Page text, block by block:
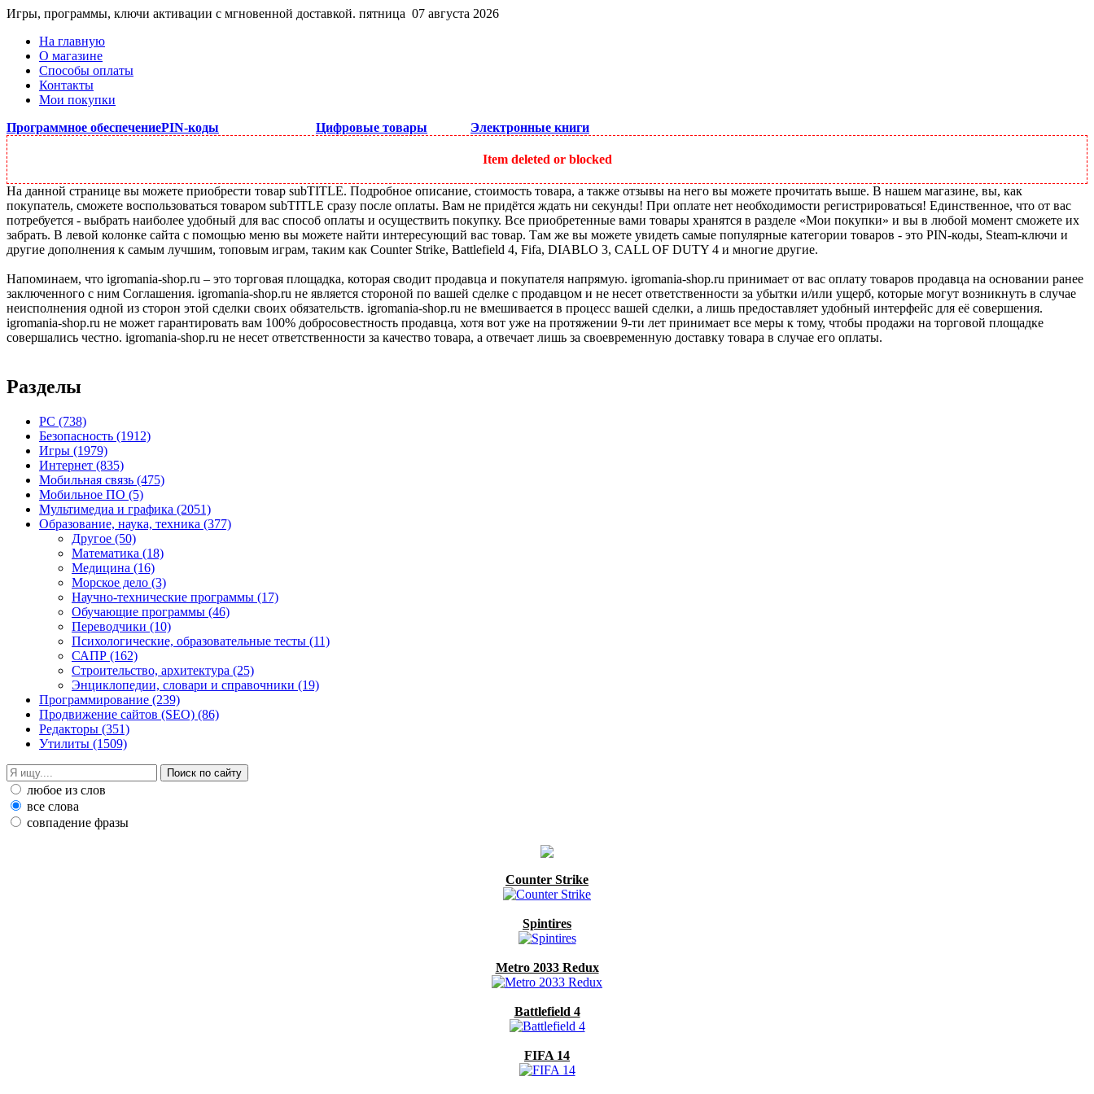
Игры, программы, ключи активации с мгновенной доставкой. пятница 07 августа 2026
На главную
О магазине
Способы оплаты
Контакты
Мои покупки
Программное обеспечениеPIN-коды Цифровые товары Электронные книги
Item deleted or blocked
На данной странице вы можете приобрести товар subTITLE. Подробное описание, стоимость товара, а также отзывы на него вы можете прочитать выше. В нашем магазине, вы, как
покупатель, сможете воспользоваться товаром subTITLE сразу после оплаты. Вам не придётся ждать ни секунды! При оплате нет необходимости регистрироваться! Единственное, что от вас
потребуется - выбрать наиболее удобный для вас способ оплаты и осуществить покупку. Все приобретенные вами товары хранятся в разделе «Мои покупки» и вы в любой момент сможете их
забрать. В левой колонке сайта с помощью меню вы можете найти интересующий вас товар. Там же вы можете увидеть самые популярные категории товаров - это PIN-коды, Steam-ключи и
другие дополнения к самым лучшим, топовым играм, таким как Counter Strike, Battlefield 4, Fifa, DIABLO 3, CALL OF DUTY 4 и многие другие.
Напоминаем, что igromania-shop.ru – это торговая площадка, которая сводит продавца и покупателя напрямую. igromania-shop.ru принимает от вас оплату товаров продавца на основании ранее
заключенного с ним Соглашения. igromania-shop.ru не является стороной по вашей сделке с продавцом и не несет ответственности за убытки и/или ущерб, которые могут возникнуть в случае
неисполнения одной из сторон этой сделки своих обязательств. igromania-shop.ru не вмешивается в процесс вашей сделки, а лишь предоставляет удобный интерфейс для её совершения.
igromania-shop.ru не может гарантировать вам 100% добросовестность продавца, хотя вот уже на протяжении 9-ти лет принимает все меры к тому, чтобы продажи на торговой площадке
совершались честно. igromania-shop.ru не несет ответственности за качество товара, а отвечает лишь за своевременную доставку товара в случае его оплаты.
Разделы
PC (738)
Безопасность (1912)
Игры (1979)
Интернет (835)
Мобильная связь (475)
Мобильное ПО (5)
Мультимедиа и графика (2051)
Образование, наука, техника (377)
Другое (50)
Математика (18)
Медицина (16)
Морское дело (3)
Научно-технические программы (17)
Обучающие программы (46)
Переводчики (10)
Психологические, образовательные тесты (11)
САПР (162)
Строительство, архитектура (25)
Энциклопедии, словари и справочники (19)
Программирование (239)
Продвижение сайтов (SEO) (86)
Редакторы (351)
Утилиты (1509)
любое из слов
все слова
совпадение фразы
Counter Strike
Spintires
Metro 2033 Redux
Battlefield 4
FIFA 14